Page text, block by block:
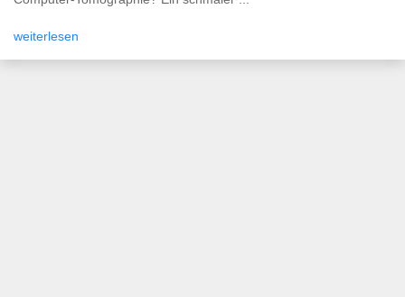
weiterlesen